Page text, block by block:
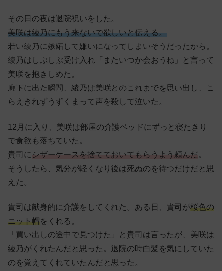
その日の夜は退院祝いをした。
美咲は綾乃にもう来ないで欲しいと伝える。
若い綾乃に嫉妬して嫌いになってしまいそうだったから。
綾乃はしぶしぶ受け入れ「またいつか会おうね」と言って
美咲を抱きしめた。
廊下に出た瞬間、綾乃は美咲とのこれまでを思い出し、こ
らえきれずうずくまって声を殺して泣いた。
12月に入り、美咲は部屋の介護ベッドにずっと寝たきり
で食欲も落ちていた。
貴司に シザーケースを捨てておいてもらうよう頼んだ。
そうしたら、気分が軽くなり後は死ぬのを待つだけだと思
えた。
貴司は献身的に介護をしてくれた。ある日、貴司が桜色の
ニット帽をくれる。
「買い出しの途中で見つけた」と貴司は言ったが、美咲は
綾乃がくれたんだと思った。退院の時白髪を気にしていた
のを覚えてくれていたんだと思った。